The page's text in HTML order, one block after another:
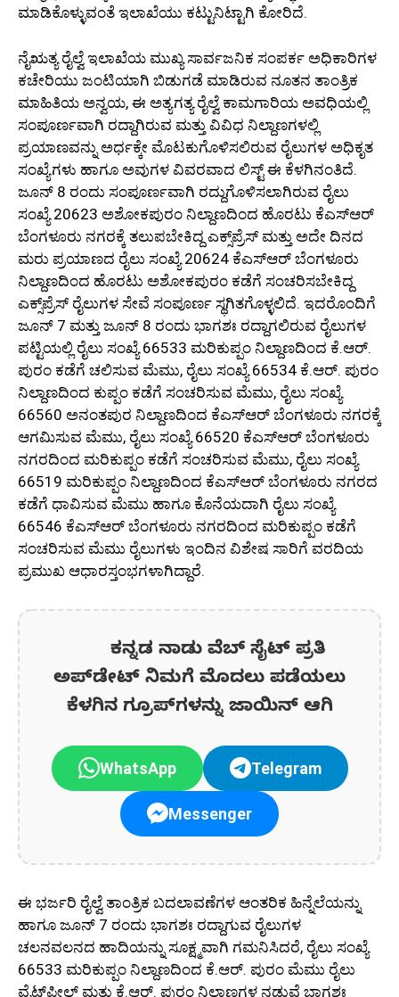
ಮಾಡಿಕೊಳ್ಳುವಂತೆ ಇಲಾಖೆಯು ಕಟ್ಟುನಿಟ್ಟಾಗಿ ಕೋರಿದೆ.
ನೈಋತ್ಯ ರೈಲ್ವೆ ಇಲಾಖೆಯ ಮುಖ್ಯ ಸಾರ್ವಜನಿಕ ಸಂಪರ್ಕ ಅಧಿಕಾರಿಗಳ
ಕಚೇರಿಯು ಜಂಟಿಯಾಗಿ ಬಿಡುಗಡೆ ಮಾಡಿರುವ ನೂತನ ತಾಂತ್ರಿಕ
ಮಾಹಿತಿಯ ಅನ್ವಯ, ಈ ಅತ್ಯಗತ್ಯ ರೈಲ್ವೆ ಕಾಮಗಾರಿಯ ಅವಧಿಯಲ್ಲಿ
ಸಂಪೂರ್ಣವಾಗಿ ರದ್ದಾಗಿರುವ ಮತ್ತು ವಿವಿಧ ನಿಲ್ದಾಣಗಳಲ್ಲಿ
ಪ್ರಯಾಣವನ್ನು ಅರ್ಧಕ್ಕೇ ಮೊಟಕುಗೊಳಿಸಲಿರುವ ರೈಲುಗಳ ಅಧಿಕೃತ
ಸಂಖ್ಯೆಗಳು ಹಾಗೂ ಅವುಗಳ ವಿವರವಾದ ಲಿಸ್ಟ್ ಈ ಕೆಳಗಿನಂತಿದೆ.
ಜೂನ್ 8 ರಂದು ಸಂಪೂರ್ಣವಾಗಿ ರದ್ದುಗೊಳಿಸಲಾಗಿರುವ ರೈಲು
ಸಂಖ್ಯೆ 20623 ಅಶೋಕಪುರಂ ನಿಲ್ದಾಣದಿಂದ ಹೊರಟು ಕೆಎಸ್ಆರ್
ಬೆಂಗಳೂರು ನಗರಕ್ಕೆ ತಲುಪಬೇಕಿದ್ದ ಎಕ್ಸ್‌ಪ್ರೆಸ್ ಮತ್ತು ಅದೇ ದಿನದ
ಮರು ಪ್ರಯಾಣದ ರೈಲು ಸಂಖ್ಯೆ 20624 ಕೆಎಸ್ಆರ್ ಬೆಂಗಳೂರು
ನಿಲ್ದಾಣದಿಂದ ಹೊರಟು ಅಶೋಕಪುರಂ ಕಡೆಗೆ ಸಂಚರಿಸಬೇಕಿದ್ದ
ಎಕ್ಸ್‌ಪ್ರೆಸ್ ರೈಲುಗಳ ಸೇವೆ ಸಂಪೂರ್ಣ ಸ್ಥಗಿತಗೊಳ್ಳಲಿದೆ. ಇದರೊಂದಿಗೆ
ಜೂನ್ 7 ಮತ್ತು ಜೂನ್ 8 ರಂದು ಭಾಗಶಃ ರದ್ದಾಗಲಿರುವ ರೈಲುಗಳ
ಪಟ್ಟಿಯಲ್ಲಿ ರೈಲು ಸಂಖ್ಯೆ 66533 ಮರಿಕುಪ್ಪಂ ನಿಲ್ದಾಣದಿಂದ ಕೆ.ಆರ್.
ಪುರಂ ಕಡೆಗೆ ಚಲಿಸುವ ಮೆಮು, ರೈಲು ಸಂಖ್ಯೆ 66534 ಕೆ.ಆರ್. ಪುರಂ
ನಿಲ್ದಾಣದಿಂದ ಕುಪ್ಪಂ ಕಡೆಗೆ ಸಂಚರಿಸುವ ಮೆಮು, ರೈಲು ಸಂಖ್ಯೆ
66560 ಅನಂತಪುರ ನಿಲ್ದಾಣದಿಂದ ಕೆಎಸ್ಆರ್ ಬೆಂಗಳೂರು ನಗರಕ್ಕೆ
ಆಗಮಿಸುವ ಮೆಮು, ರೈಲು ಸಂಖ್ಯೆ 66520 ಕೆಎಸ್ಆರ್ ಬೆಂಗಳೂರು
ನಗರದಿಂದ ಮರಿಕುಪ್ಪಂ ಕಡೆಗೆ ಸಂಚರಿಸುವ ಮೆಮು, ರೈಲು ಸಂಖ್ಯೆ
66519 ಮರಿಕುಪ್ಪಂ ನಿಲ್ದಾಣದಿಂದ ಕೆಎಸ್ಆರ್ ಬೆಂಗಳೂರು ನಗರದ
ಕಡೆಗೆ ಧಾವಿಸುವ ಮೆಮು ಹಾಗೂ ಕೊನೆಯದಾಗಿ ರೈಲು ಸಂಖ್ಯೆ
66546 ಕೆಎಸ್ಆರ್ ಬೆಂಗಳೂರು ನಗರದಿಂದ ಮರಿಕುಪ್ಪಂ ಕಡೆಗೆ
ಸಂಚರಿಸುವ ಮೆಮು ರೈಲುಗಳು ಇಂದಿನ ವಿಶೇಷ ಸಾರಿಗೆ ವರದಿಯ
ಪ್ರಮುಖ ಆಧಾರಸ್ತಂಭಗಳಾಗಿದ್ದಾರೆ.
ಕನ್ನಡ ನಾಡು ವೆಬ್ ಸೈಟ್ ಪ್ರತಿ
ಅಪ್‌ಡೇಟ್‌ ನಿಮಗೆ ಮೊದಲು ಪಡೆಯಲು
ಕೆಳಗಿನ ಗ್ರೂಪ್‌ಗಳನ್ನು ಜಾಯಿನ್ ಆಗಿ
WhatsApp Telegram
Messenger
ಈ ಭರ್ಜರಿ ರೈಲ್ವೆ ತಾಂತ್ರಿಕ ಬದಲಾವಣೆಗಳ ಆಂತರಿಕ ಹಿನ್ನೆಲೆಯನ್ನು
ಹಾಗೂ ಜೂನ್ 7 ರಂದು ಭಾಗಶಃ ರದ್ದಾಗುವ ರೈಲುಗಳ
ಚಲನವಲನದ ಹಾದಿಯನ್ನು ಸೂಕ್ಷ್ಮವಾಗಿ ಗಮನಿಸಿದರೆ, ರೈಲು ಸಂಖ್ಯೆ
66533 ಮರಿಕುಪ್ಪಂ ನಿಲ್ದಾಣದಿಂದ ಕೆ.ಆರ್. ಪುರಂ ಮೆಮು ರೈಲು
ವೈಟ್‌ಫೀಲ್ಡ್ ಮತ್ತು ಕೆ.ಆರ್. ಪುರಂ ನಿಲ್ದಾಣಗಳ ನಡುವೆ ಭಾಗಶಃ